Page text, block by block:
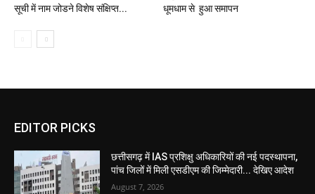
सूची में नाम जोडने विशेष संक्षिप्त...
धूमधाम से हुआ समापन
EDITOR PICKS
छत्तीसगढ़ में IAS प्रशिक्षु अधिकारियों की नई पदस्थापना,
पांच जिलों में मिली एसडीएम की जिम्मेदारी... देखिए आदेश
August 7, 2026